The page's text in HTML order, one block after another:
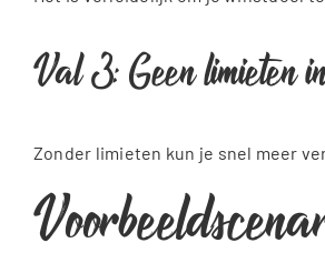
Val 3: Geen limieten
Zonder limieten kun je snel meer